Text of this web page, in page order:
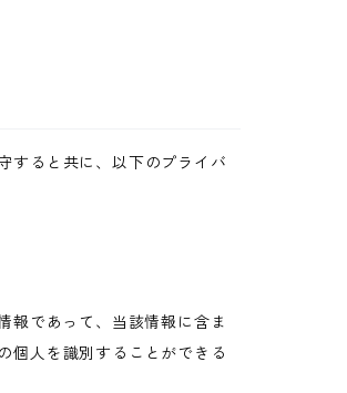
すると共に、以下のプライバ
報であって、当該情報に含ま
個人を識別することができる